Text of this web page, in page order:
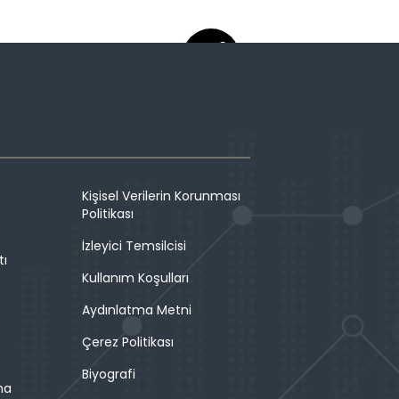
Kişisel Verilerin Korunması
Politikası
İzleyici Temsilcisi
Kullanım Koşulları
Aydınlatma Metni
Çerez Politikası
Biyografi